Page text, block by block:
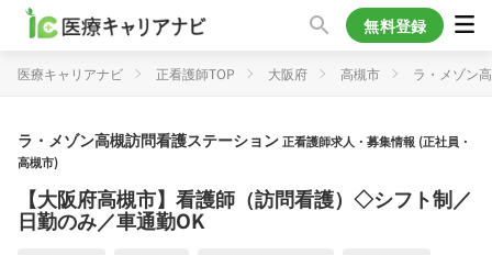
無料登録
医療キャリアナビ 正看護師TOP 大阪府 高槻市 ラ・メゾン
ラ・メゾン高槻訪問看護ステーション正看護師求人・募集情報 (正社員・
高槻市)
【大阪府高槻市】看護師（訪問看護）◇シフト制／
日勤のみ／車通勤OK